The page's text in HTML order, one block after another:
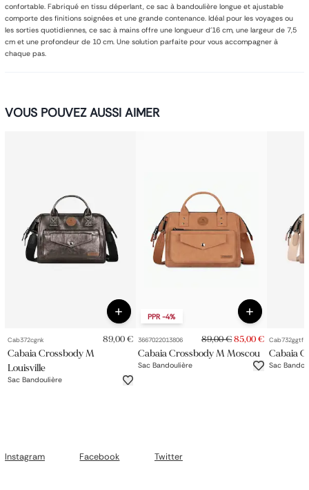
confortable. Fabriqué en tissu déperlant, ce sac à bandoulière longue et ajustable
comporte des finitions soignées et une grande contenance. Idéal pour les voyages ou
les sorties quotidiennes, ce sac à mains offre une longueur d'16 cm, une largeur de 7,5
cm et une profondeur de 10 cm. Une solution parfaite pour vous accompagner à
chaque pas.
VOUS POUVEZ AUSSI AIMER
Cab372cgnk 89,00 €
Cabaia Crossbody M
Louisville
Sac Bandoulière
PPR -4%
3667022013806 89,00 €85,00 €
Cabaia Crossbody M Moscou
Sac Bandoulière
Cab732ggtf
Cabaia
Sac
Instagram Facebook Twitter